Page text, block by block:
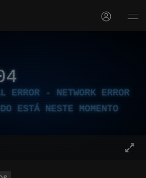
ERROR - NETWORK ERROR
ESTÁ NESTE MOMENTO